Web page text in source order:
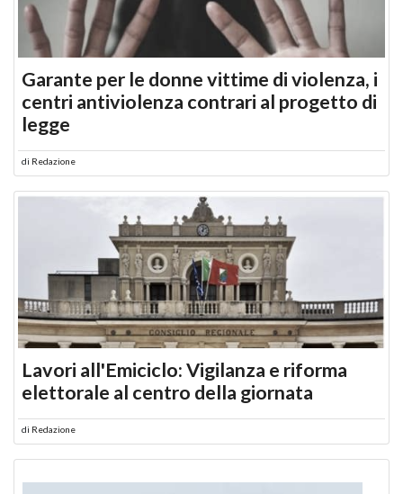
Garante per le donne vittime di violenza, i
centri antiviolenza contrari al progetto di
legge
di Redazione
Lavori all'Emiciclo: Vigilanza e riforma
elettorale al centro della giornata
di Redazione